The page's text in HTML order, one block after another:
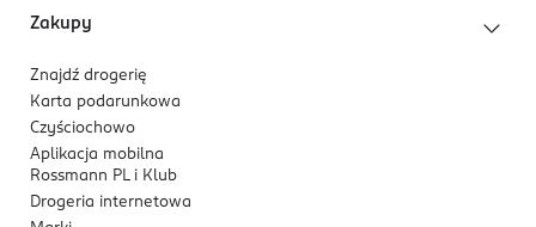
Zakupy
Znajdź drogerię
Karta podarunkowa
Czyściochowo
Aplikacja mobilna
Rossmann PL i Klub
Drogeria internetowa